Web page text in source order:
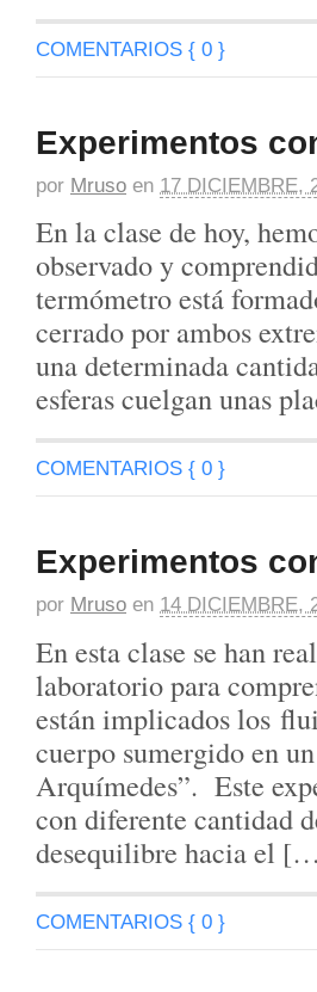
COMENTARIOS { 0 }
Experimentos
por Mruso en 17 DICIEMBRE,
En la clase de hoy,
observado y
termómetro está
cerrado por ambos
una determinada
esferas cuelgan unas
COMENTARIOS { 0 }
Experimentos
por Mruso en 14 DICIEMBRE,
En esta clase se han
laboratorio para
están implicados los
cuerpo sumergido en
Arquímedes”. Este
con diferente cantidad
desequilibre hacia el
COMENTARIOS { 0 }